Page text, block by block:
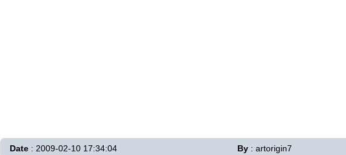
Date : 2009-02-10 17:34:04 By : artorigin7